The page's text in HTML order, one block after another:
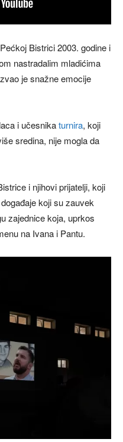
Bistrici 2003. godine i
nastradalim mladićima
je snažne emocije
i učesnikaturnira, koji
sredina, nije mogla da
i njihovi prijatelji, koji
koji su zauvek
zajednice koja, uprkos
na Ivana i Pantu.